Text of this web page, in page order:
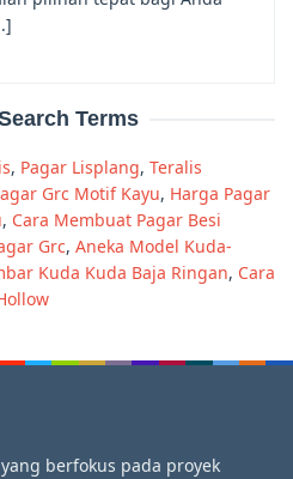
Terms
, Pagar Lisplang, Teralis
Grc Motif Kayu, Harga Pagar
, Cara Membuat Pagar Besi
Grc, Aneka Model Kuda-
Kuda Kuda Baja Ringan, Cara
berfokus pada proyek